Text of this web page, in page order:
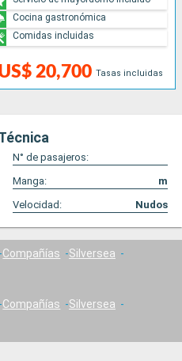
20,700 Tasas incluidas
Cocina gastronómica
Comidas incluidas
N° de pasajeros:
Manga:
m
Velocidad: Nudos
Compañías
Silversea
Compañías
Silversea